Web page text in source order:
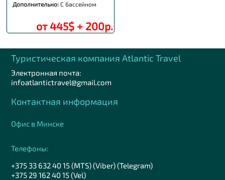
Дополнительно: С бассейном
от 445$ + 200р.
Туристическая компания Аtlantic Travel
Электронная почта:
infoatlantictravel@gmail.com
Контактная информация
Офис в Минске
Телефоны:
+375 33 632 40 15 (MTS) (Viber) (Telegram)
+375 29 162 40 15 (Vel)